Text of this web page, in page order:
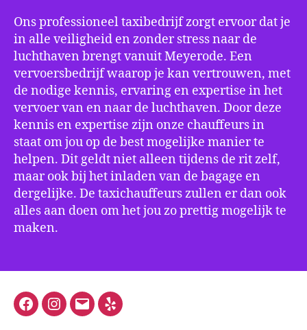
Ons professioneel taxibedrijf zorgt ervoor dat je
in alle veiligheid en zonder stress naar de
luchthaven brengt vanuit Meyerode. Een
vervoersbedrijf waarop je kan vertrouwen, met
de nodige kennis, ervaring en expertise in het
vervoer van en naar de luchthaven. Door deze
kennis en expertise zijn onze chauffeurs in
staat om jou op de best mogelijke manier te
helpen. Dit geldt niet alleen tijdens de rit zelf,
maar ook bij het inladen van de bagage en
dergelijke. De taxichauffeurs zullen er dan ook
alles aan doen om het jou zo prettig mogelijk te
maken.
FacebookInstagram
E-
Yelp